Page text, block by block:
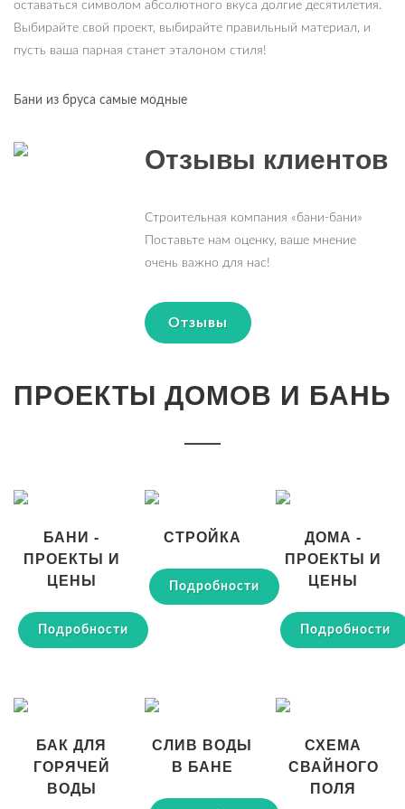
оставаться символом абсолютного вкуса долгие десятилетия.
Выбирайте свой проект, выбирайте правильный материал, и
пусть ваша парная станет эталоном стиля!
Бани из бруса самые модные
Отзывы клиентов
Строительная компания «бани-бани»
Поставьте нам оценку, ваше мнение
очень важно для нас!
Отзывы
ПРОЕКТЫ ДОМОВ И БАНЬ
БАНИ -
ПРОЕКТЫ И
ЦЕНЫ
Подробности
СТРОЙКА
Подробности
ДОМА -
ПРОЕКТЫ И
ЦЕНЫ
Подробности
БАК ДЛЯ
ГОРЯЧЕЙ
ВОДЫ
СЛИВ ВОДЫ
В БАНЕ
СХЕМА
СВАЙНОГО
ПОЛЯ